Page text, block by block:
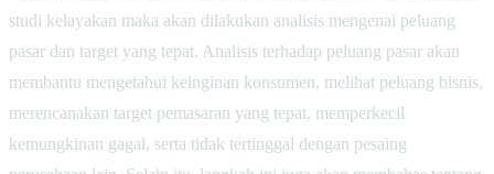
studi kelayakan maka akan dilakukan analisis mengenai peluang
pasar dan target yang tepat. Analisis terhadap peluang pasar akan
membantu mengetahui keinginan konsumen, melihat peluang bisnis,
merencanakan target pemasaran yang tepat, memperkecil
kemungkinan gagal, serta tidak tertinggal dengan pesaing